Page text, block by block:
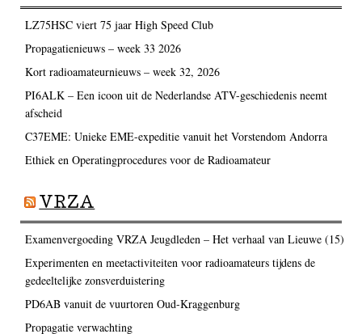
LZ75HSC viert 75 jaar High Speed Club
Propagatienieuws – week 33 2026
Kort radioamateurnieuws – week 32, 2026
PI6ALK – Een icoon uit de Nederlandse ATV-geschiedenis neemt
afscheid
C37EME: Unieke EME-expeditie vanuit het Vorstendom Andorra
Ethiek en Operatingprocedures voor de Radioamateur
VRZA
Examenvergoeding VRZA Jeugdleden – Het verhaal van Lieuwe (15)
Experimenten en meetactiviteiten voor radioamateurs tijdens de
gedeeltelijke zonsverduistering
PD6AB vanuit de vuurtoren Oud-Kraggenburg
Propagatie verwachting